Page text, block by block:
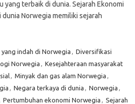
yang terbaik di dunia. Sejarah Ekonomi
Norwegia memiliki sejarah
yang indah di Norwegia , Diversifikasi
Norwegia , Kesejahteraan masyarakat
, Minyak dan gas alam Norwegia ,
, Negara terkaya di dunia , Norwegia ,
Pertumbuhan ekonomi Norwegia , Sejarah